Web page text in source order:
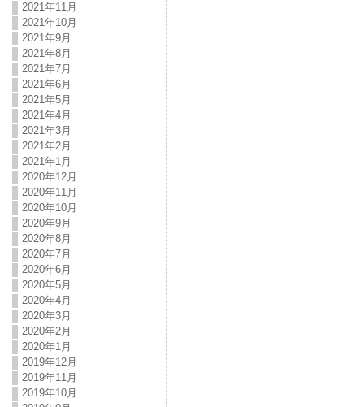
2021年11月
2021年10月
2021年9月
2021年8月
2021年7月
2021年6月
2021年5月
2021年4月
2021年3月
2021年2月
2021年1月
2020年12月
2020年11月
2020年10月
2020年9月
2020年8月
2020年7月
2020年6月
2020年5月
2020年4月
2020年3月
2020年2月
2020年1月
2019年12月
2019年11月
2019年10月